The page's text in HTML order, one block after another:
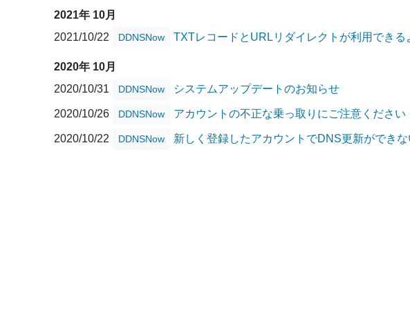
2021年 10月
2021/10/22
DDNSNow TXTレコードとURLリダイレクトが利用できる
2020年 10月
2020/10/31
DDNSNow システムアップデートのお知らせ
2020/10/26 DDNSNow アカウントの不正な乗っ取りにご注意ください
2020/10/22 DDNSNow 新しく登録したアカウントでDNS更新ができ